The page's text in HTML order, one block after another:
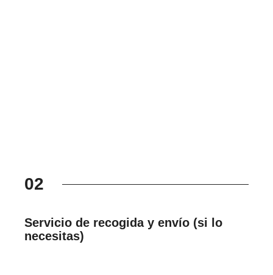
02
Servicio de recogida y envío (si lo
necesitas)